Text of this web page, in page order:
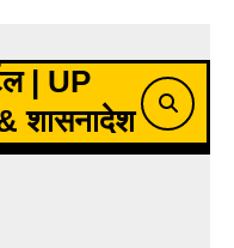
| UP
शासनादेश